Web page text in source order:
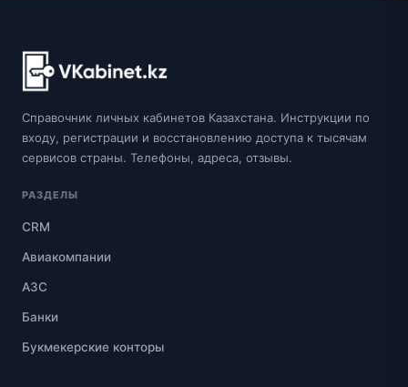
Справочник личных кабинетов Казахстана. Инструкции по
входу, регистрации и восстановлению доступа к тысячам
сервисов страны. Телефоны, адреса, отзывы.
РАЗДЕЛЫ
CRM
Авиакомпании
АЗС
Банки
Букмекерские конторы